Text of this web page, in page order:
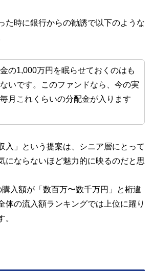
た時に銀行からの勧誘で以下のような
金の1,000万円を眠らせておくのはも
いです。このファンドなら、今の実
月これくらいの分配金が入ります
入」という提案は、シニア層にとって
にならないほど魅力的に映るのだと思
入額が「数百万〜数千万円」と桁違
体の流入額ランキングでは上位に躍り
。